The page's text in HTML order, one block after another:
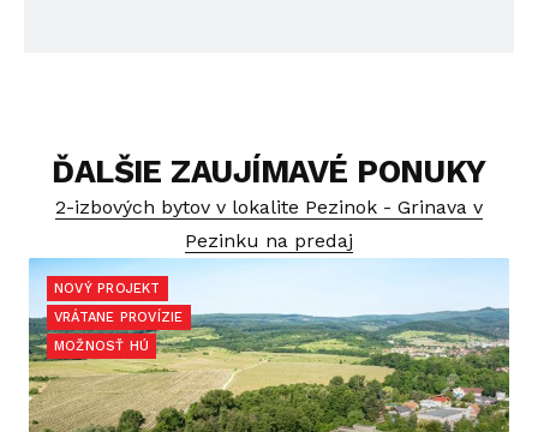
ĎALŠIE ZAUJÍMAVÉ PONUKY
2-izbových bytov v lokalite Pezinok - Grinava v
Pezinku na predaj
NOVÝ PROJEKT
VRÁTANE PROVÍZIE
MOŽNOSŤ HÚ